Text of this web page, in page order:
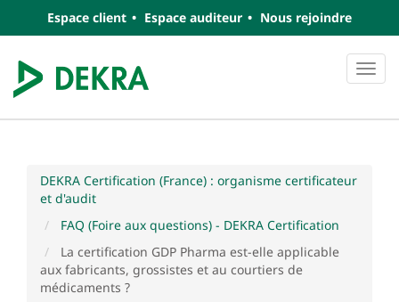
Espace client Espace auditeur Nous rejoindre
DEKRA Certification (France) : organisme certificateur
et d'audit
FAQ (Foire aux questions) - DEKRA Certification
La certification GDP Pharma est-elle applicable
aux fabricants, grossistes et au courtiers de
médicaments ?